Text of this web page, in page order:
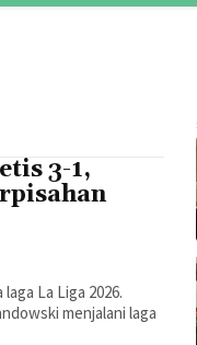
3-1,
La Liga 2026.
menjalani laga